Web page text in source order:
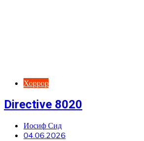
Хоррор
Directive 8020
Иосиф Сид
04.06.2026